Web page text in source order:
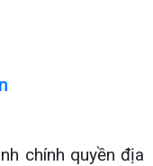
chính quyền địa